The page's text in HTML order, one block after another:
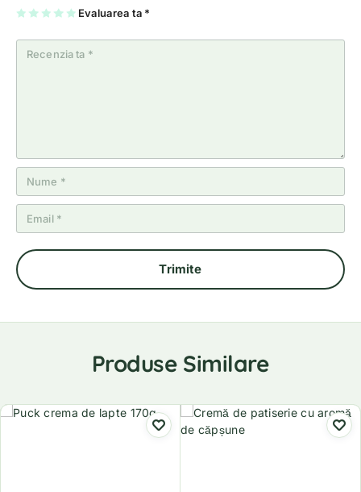
Evaluarea ta *
U
n
2
5
st
el
3
5
st
el
4
5
st
el
5
5
st
el
Produse Similare